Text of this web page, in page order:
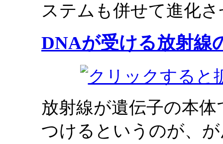
ステムも併せて進化
DNAが受ける放射線
放射線が遺伝子の本
つけるというのが、